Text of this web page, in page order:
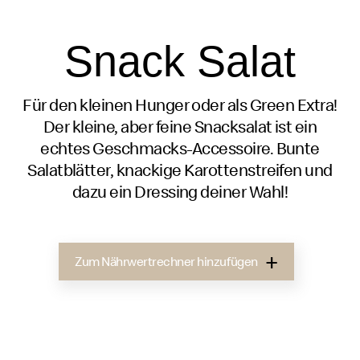
Snack Salat
Für den kleinen Hunger oder als Green Extra!
Der kleine, aber feine Snacksalat ist ein
echtes Geschmacks-Accessoire. Bunte
Salatblätter, knackige Karottenstreifen und
dazu ein Dressing deiner Wahl!
Zum Nährwertrechner hinzufügen